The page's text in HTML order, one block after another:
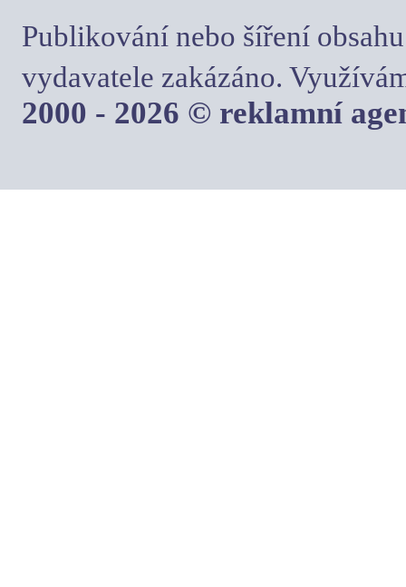
Publikování nebo šíření
vydavatele zakázáno.
2000 - 2026 © reklamní